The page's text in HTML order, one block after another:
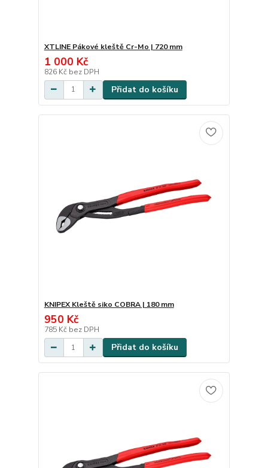
XTLINE Pákové kleště Cr-Mo | 720 mm
1 000 Kč
826 Kč bez DPH
Přidat do košíku
KNIPEX Kleště siko COBRA | 180 mm
950 Kč
785 Kč bez DPH
Přidat do košíku